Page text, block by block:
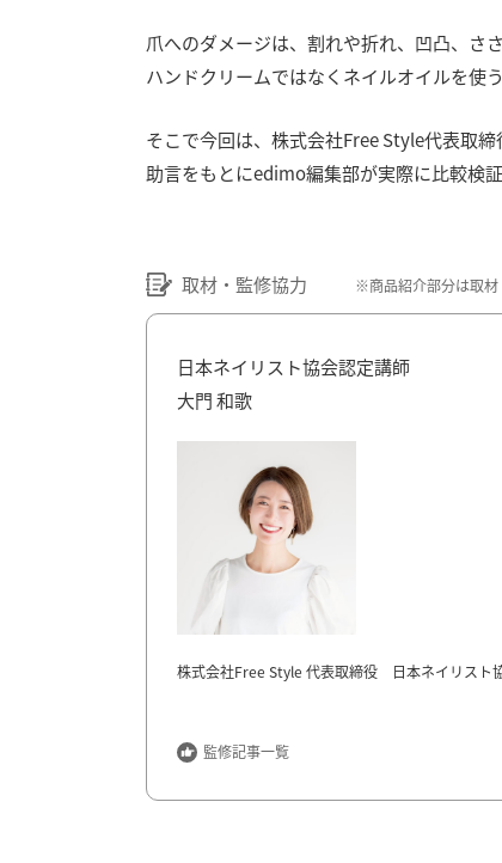
爪へのダメージは、割れや折れ、凹凸、さ
ハンドクリームではなくネイルオイルを使
そこで今回は、株式会社Free Style代表取
助言をもとにedimo編集部が実際に比較検証
取材・監修協力 ※商品紹介部分は取
日本ネイリスト協会認定講師
大門 和歌
株式会社Free Style 代表取締役 日本ネイリスト
するなど、国内外で活躍している。爪を強く健康
監修記事一覧